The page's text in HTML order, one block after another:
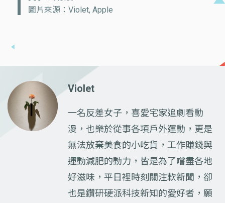
圖片來源：Violet, Apple
Violet
一名反差女子，喜愛宅家追劇看動
漫，也樂於從事各項戶外運動，更是
無法放棄美食的小吃貨，工作賺錢與
運動減肥的動力，皆是為了嚐盡各地
好滋味，平日裡時刻關注軟新聞，卻
也是鑽研硬派科技新知的愛好者，願